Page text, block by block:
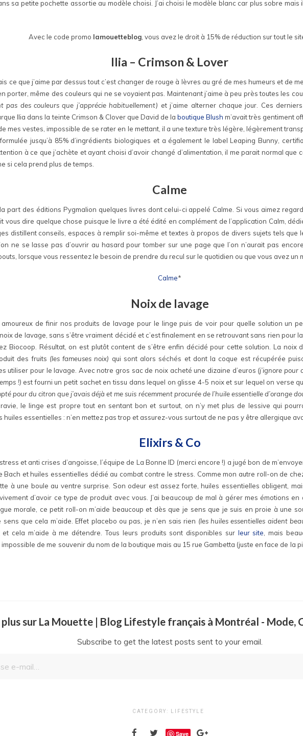
sa petite pochette assortie au modèle choisi. J’ai choisi le modèle blanc car plus sobre
Avec le code promo lamouetteblog , vous avez le droit à 15% de réduction sur tout le
Ilia – Crimson & Lover
ce que j’aime par dessus tout c’est changer de rouge à lèvres au gré de mes humeurs et de
porter, même des couleurs qui ne se voyaient pas. Maintenant j’aime à peu près toutes les
des couleurs que j’apprécie habituellement) et j’aime alterner chaque jour. Ces
Ilia dans la teinte Crimson & Clover que David de laboutique Blush m’avait très gentiment
mes vestes, impossible de se rater en le mettant, il a une texture très légère, légèrement
jusqu’à 85% d’ingrédients biologiques et a également le label Leaping Bunny,
à ce que j’achète et ayant choisi d’avoir changé d’alimentation, il me parait normal
si cela prend plus de temps.
Calme
part des éditions Pygmalion quelques livres dont celui-ci appelé Calme. Si vous aimez
vous dire quelque chose puisque le livre a été édité en complément de l’application Calm,
distillent conseils, espaces à remplir soi-même et textes à propos de divers sujets tels que
ne se lasse pas d’ouvrir au hasard pour tomber sur une page que l’on n’aurait pas
lorsque vous ressentez le besoin de prendre du recul sur le quotidien ou que vous avez un
Calme*
Noix de lavage
amoureux de finir nos produits de lavage pour le linge puis de voir pour quelle solution un
de lavage, sans s’être vraiment décidé et c’est finalement en se retrouvant sans rien pour
Biocoop. Résultat, on est plutôt content de s’être enfin décidé pour cette solution. La noix
des fruits (les fameuses noix) qui sont alors séchés et dont la coque est récupérée
utiliser pour le lavage. Avec notre gros sac de noix acheté une dizaine d’euros (j’ignore pour
!) est fourni un petit sachet en tissu dans lequel on glisse 4-5 noix et sur lequel on verse
pour du citron que j’avais déjà et me suis récemment procurée de l’huile essentielle d’orange
ravie, le linge est propre tout en sentant bon et surtout, on n’y met plus de lessive qui
huiles essentielles : n’en mettez pas trop et assurez-vous surtout de ne pas y être allergique
Elixirs & Co
et anti crises d’angoisse, l’équipe de La Bonne ID (merci encore !) a jugé bon de
Bach et huiles essentielles dédié au combat contre le stress. Comme mon autre roll-on de
à une boule au ventre surprise. Son odeur est assez forte, huiles essentielles obligent,
d’avoir ce type de produit avec vous. J’ai beaucoup de mal à gérer mes émotions
morale, ce petit roll-on m’aide beaucoup et dès que je sens que je suis en proie à une
que cela m’aide. Effet placebo ou pas, je n’en sais rien (les huiles essentielles aident
cela m’aide à me détendre. Tous leurs produits sont disponibles sur leur site, mais
de me souvenir du nom de la boutique mais au 15 rue Gambetta (juste en face de la
plus sur La Mouette | Blog Lifestyle français à Montréal - Mode,
Subscribe to get the latest posts sent to your email.
CATEGORY: LIFESTYLE
Save